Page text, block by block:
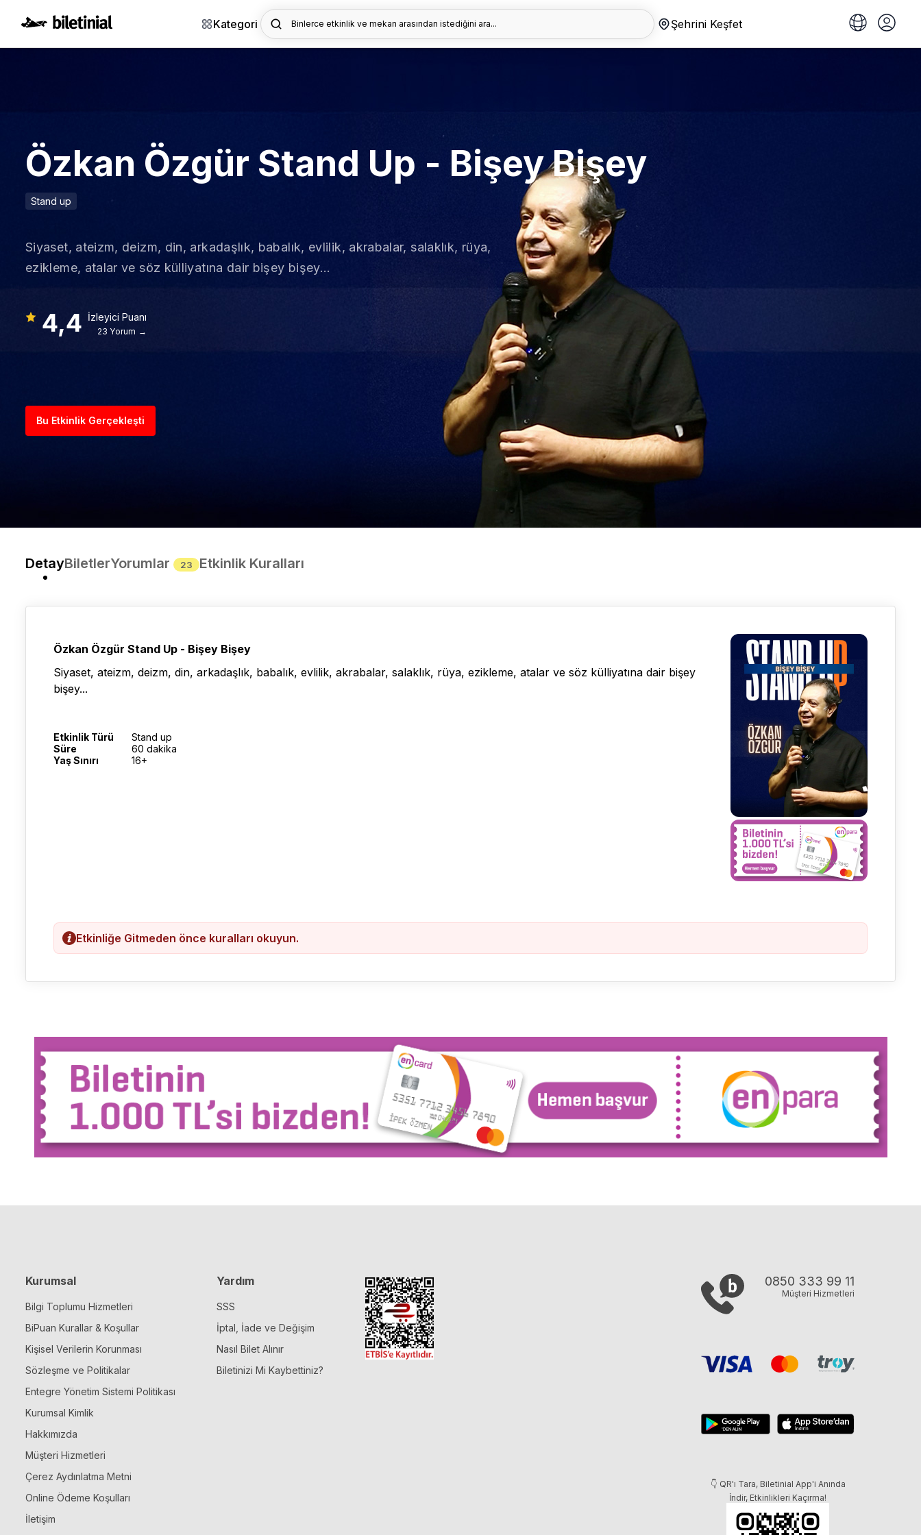
Kategori Binlerce etkinlik ve mekan arasından istediğini ara... Şehrini Keşfet
Özkan Özgür Stand Up - Bişey Bişey
Stand up
Siyaset, ateizm, deizm, din, arkadaşlık, babalık, evlilik, akrabalar, salaklık, rüya,
ezikleme, atalar ve söz külliyatına dair bişey bişey...
4,4 İzleyici Puanı
23 Yorum →
Bu Etkinlik Gerçekleşti
DetayBiletlerYorumlar 23 Etkinlik Kuralları
Özkan Özgür Stand Up - Bişey Bişey
Siyaset, ateizm, deizm, din, arkadaşlık, babalık, evlilik, akrabalar, salaklık, rüya, ezikleme, atalar ve söz külliyatına dair bişey
bişey...
Etkinlik Türü
Stand up
Süre
60 dakika
Yaş Sınırı
16+
Etkinliğe Gitmeden önce kuralları okuyun.
Kurumsal
Bilgi Toplumu Hizmetleri
BiPuan Kurallar & Koşullar
Kişisel Verilerin Korunması
Sözleşme ve Politikalar
Entegre Yönetim Sistemi Politikası
Kurumsal Kimlik
Hakkımızda
Müşteri Hizmetleri
Çerez Aydınlatma Metni
Online Ödeme Koşulları
İletişim
Yardım
SSS
İptal, İade ve Değişim
Nasıl Bilet Alınır
Biletinizi Mi Kaybettiniz?
0850 333 99 11
Müşteri Hizmetleri
👇 QR'ı Tara, Biletinial App'i Anında
İndir, Etkinlikleri Kaçırma!